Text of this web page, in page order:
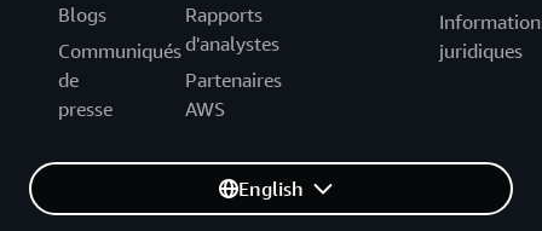
Blogs
Communiqués
de
presse
Rapports
d'analystes
Partenaires
AWS
juridiques
English